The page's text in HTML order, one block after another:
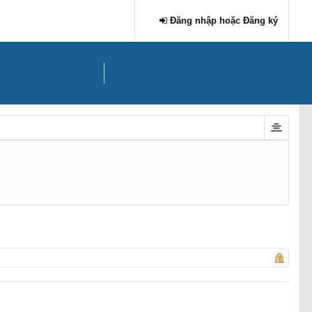
Đăng nhập hoặc Đăng ký